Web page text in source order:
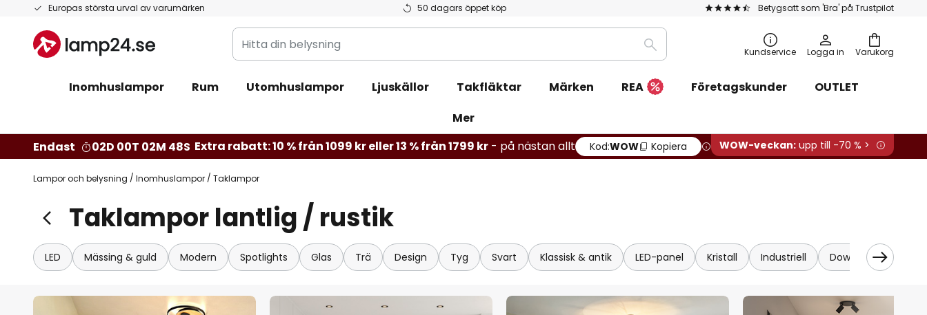
Europas största urval av varumärken 50 dagars öppet köp Betygsatt som 'Bra' på Trustpilot
Hoppa
innehållet
Varukorg
Hitta
din
Sök Kundservice Logga in
Inomhuslampor Rum Utomhuslampor Ljuskällor Takfläktar Märken REA Företagskunder
OUTLET
Mer
Endast
02D 00T 02M 47S Extra rabatt: 10 % från 1099 kr eller 13 % från 1799 kr - på nästan allt Kod:WOW Kopiera WOW-veckan: upp till -70 % >
Lampor och belysning Inomhuslampor Taklampor
Taklampor lantlig / rustik
LED Mässing & guld Modern Spotlights Glas Trä Design Tyg Svart Klassisk & antik LED-panel Kristall Industriell Downlights